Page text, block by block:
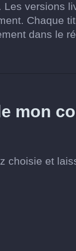
versions
Chaque
dans le
mon
choisie et